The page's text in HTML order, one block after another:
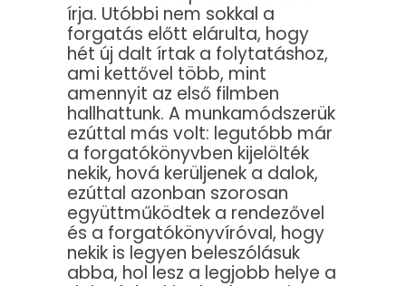
írja. Utóbbi nem sokkal a
forgatás előtt elárulta, hogy
hét új dalt írtak a folytatáshoz,
ami kettővel több, mint
amennyit az első filmben
hallhattunk. A munkamódszerük
ezúttal más volt: legutóbb már
a forgatókönyvben kijelölték
nekik, hová kerüljenek a dalok,
ezúttal azonban szorosan
együttműködtek a rendezővel
és a forgatókönyvíróval, hogy
nekik is legyen beleszólásuk
abba, hol lesz a legjobb helye a